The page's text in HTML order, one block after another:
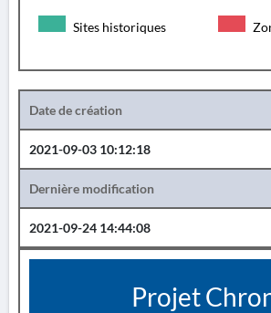
Sites historiques
Date de création
2021-09-03 10:12:18
Dernière modification
2021-09-24 14:44:08
Projet